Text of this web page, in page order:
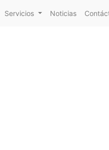
Servicios Noticias